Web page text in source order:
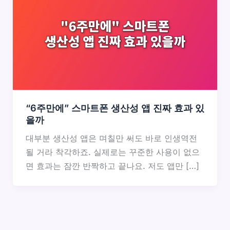
“6주만에” 스마트폰 생산성 앱 진짜 효과 있
을까
대부분 생산성 앱은 며칠만 써도 바로 인생역전
될 거라 착각하죠. 실제로는 꾸준한 사용이 없으
면 효과는 잠깐 반짝하고 끝나요. 저도 앱만 […]